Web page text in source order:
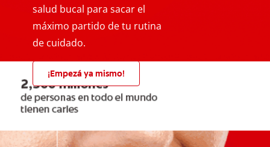
salud bucal para sacar el
máximo partido de tu rutina
de cuidado.
¡Empezá ya mismo!